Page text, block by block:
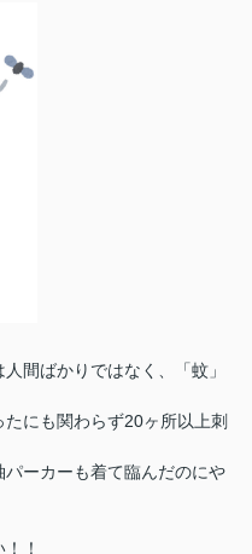
間ばかりではなく、「蚊」
にも関わらず20ヶ所以上刺
ーカーも着て臨んだのにや
！